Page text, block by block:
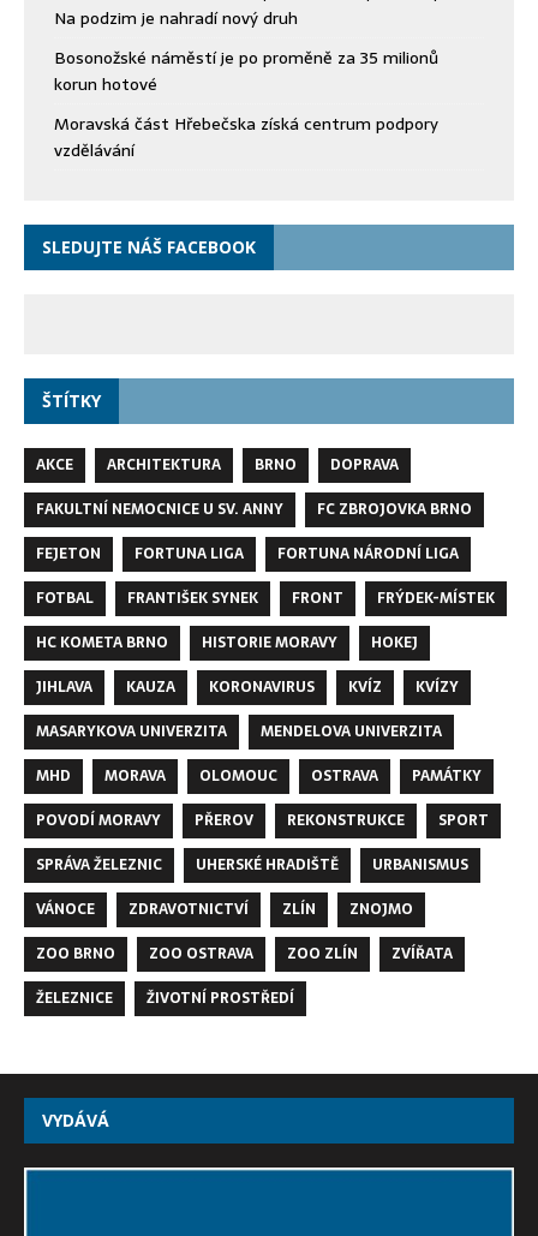
Na podzim je nahradí nový druh
Bosonožské náměstí je po proměně za 35 milionů
korun hotové
Moravská část Hřebečska získá centrum podpory
vzdělávání
SLEDUJTE NÁŠ FACEBOOK
ŠTÍTKY
AKCE ARCHITEKTURA BRNO
DOPRAVA
FAKULTNÍ NEMOCNICE U SV. ANNY
FC ZBROJOVKA BRNO
FEJETON
FORTUNA LIGA
FORTUNA NÁRODNÍ LIGA
FOTBAL
FRANTIŠEK SYNEK FRONT
FRÝDEK-MÍSTEK
HC KOMETA BRNO
HISTORIE MORAVY
HOKEJ
JIHLAVA
KAUZA KORONAVIRUS KVÍZ
KVÍZY
MASARYKOVA UNIVERZITA
MENDELOVA UNIVERZITA
MHD
MORAVA OLOMOUC OSTRAVA
PAMÁTKY
POVODÍ MORAVY
PŘEROV REKONSTRUKCE
SPORT
SPRÁVA ŽELEZNIC
UHERSKÉ HRADIŠTĚ
URBANISMUS
VÁNOCE
ZDRAVOTNICTVÍ ZLÍN
ZNOJMO
ZOO BRNO
ZOO OSTRAVA ZOO ZLÍN
ZVÍŘATA
ŽELEZNICE
ŽIVOTNÍ PROSTŘEDÍ
VYDÁVÁ